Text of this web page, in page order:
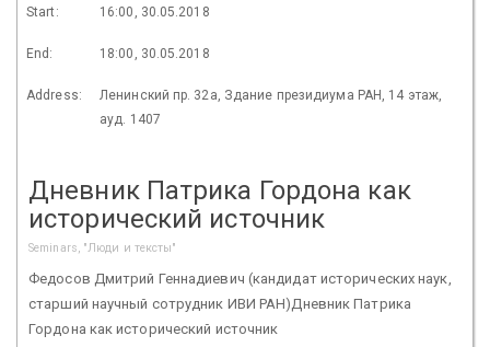
Start: 16:00, 30.05.2018
End: 18:00, 30.05.2018
Address:
Ленинский пр. 32а, Здание президиума РАН, 14 этаж,
ауд. 1407
Дневник Патрика Гордона как
исторический источник
Seminars, "Люди и тексты"
Федосов Дмитрий Геннадиевич (кандидат исторических наук,
старший научный сотрудник ИВИ РАН)Дневник Патрика
Гордона как исторический источник